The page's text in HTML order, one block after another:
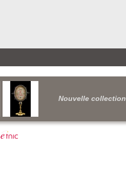
Nouvelle collection